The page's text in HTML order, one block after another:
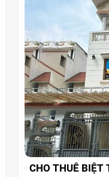
CHO THUÊ BIỆT